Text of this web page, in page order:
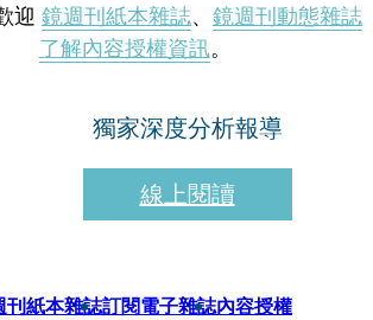
迎 鏡週刊紙本雜誌、 鏡週刊動態雜誌
了解內容授權資訊。
獨家深度分析報導
線上閱讀
刊紙本雜誌訂閱電子雜誌內容授權